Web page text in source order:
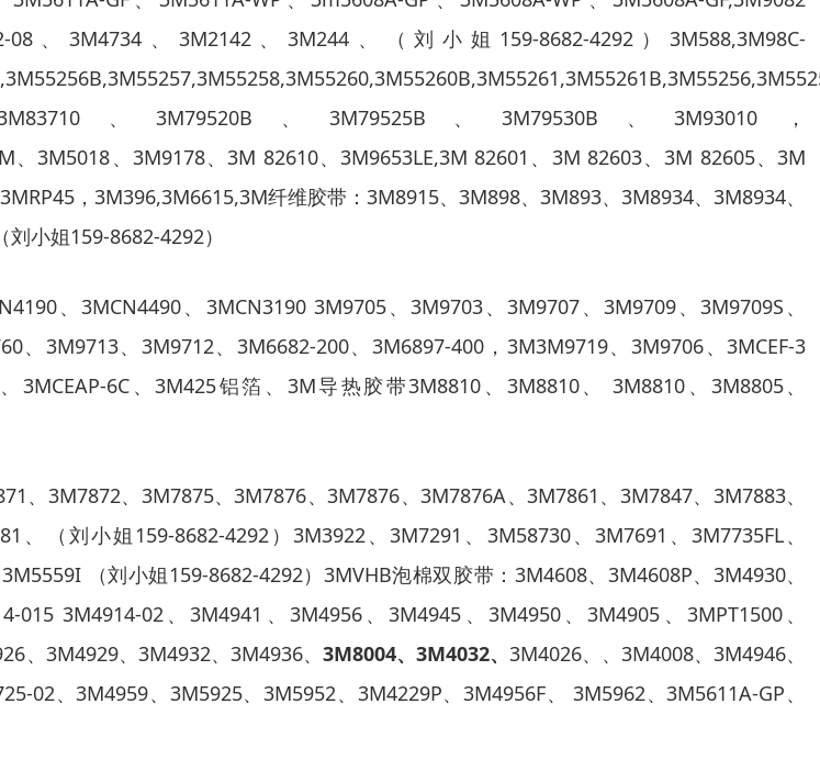
、3M4734、3M2142、3M244、（刘小姐159-8682-4292）3M588,3M98C-
、3M79520B、3M79525B、3M79530B、3M93010，
、3M5018、3M9178、3M 82610、3M9653LE,3M 82601、3M 82603、3M 82605、3M
，3M396,3M6615,3M纤维胶带：3M8915、3M898、3M893、3M8934、3M8934、
小姐159-8682-4292）
、3MCN4490、 3MCN3190 3M9705、 3M9703、 3M9707、 3M9709、3M9709S 、
、 3M9713、 3M9712、 3M6682-200、 3M6897-400， 3M3M9719、3M9706、3MCEF-3
、3MCEAP-6C 、3M425铝箔、 3M导热胶带3M8810 、 3M8810、 3M8810 、 3M8805、
、 3M7872、 3M7875、3M7876、3M7876、3M7876A、 3M7861 、 3M7847、 3M7883、
、（刘小姐 159-8682-4292）3M3922、3M7291 、 3M58730、 3M7691 、3M7735FL、
3M5559I （刘小姐159-8682-4292） 3MVHB泡棉双胶带： 3M4608、 3M4608P、 3M4930、
015 3M4914-02、3M4941 、 3M4956、3M4945 、 3M4950、3M4905 、 3MPT1500、
、 3M4929、 3M4932、 3M4936、 3M8004、 3M4032、 3M4026、、3M4008、3M4946、
02、3M4959、 3M5925、3M5952、 3M4229P、 3M4956F、 3M5962、3M5611A-GP、